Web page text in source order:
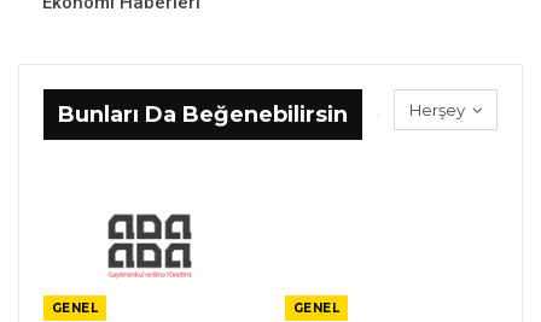
Herşey
Bunları Da Beğenebilirsin
GENEL GENEL